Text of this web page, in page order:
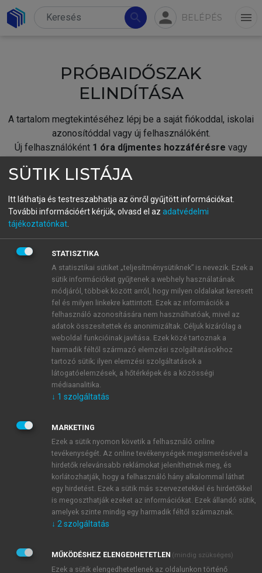
search person BELÉPÉS menu
PRÓBAIDŐSZAK
ELINDÍTÁSA
A tartalom megtekintéséhez lépj be a saját fiókoddal, iskolai
azonosítóddal vagy új felhasználóként.
Új felhasználóként 1 óra díjmentes hozzáférésre vagy
fiókoddal,vagy hozz létre új fiókot.
A regisztráció után apróbaidőszakautomatikusan
BELÉPÉS SAJÁT FIÓKKAL
ÚJ FIÓK LÉTREHOZÁSA
1 óra díjmentes hozzáférés
E-MAIL-CÍM
JELSZÓ
JELSZÓ ÚJRA
Kérek értesítést a MeRSZ újdonságairól, akcióiról.
Kérek értesítést az Akadémiai Kiadó Zrt. újdonságairól,
Adatkezelési tájékoztatóbanfoglaltakat tudomásul
veszem és elfogadom.
SÜTIK LISTÁJA
Itt láthatja és testreszabhatja az önről gyűjtött információkat.
További információért kérjük, olvasd el az adatvédelmi
tájékoztatónkat
STATISZTIKA
A statisztikai sütiket „teljesítménysütiknek” is nevezik. Ezek a
sütik információkat gyűjtenek a webhely használatának
módjáról, többek között arról, hogy milyen oldalakat keresett
fel és milyen linkekre kattintott. Ezek az információk a
felhasználó azonosítására nem használhatóak, mivel az
adatok összesítettek és anonimizáltak. Céljuk kizárólag a
weboldal funkcióinak javítása. Ezek közé tartoznak a
harmadik féltől származó elemzési szolgáltatásokhoz
tartozó sütik; ilyen elemzési szolgáltatások a
látogatóelemzések, a hőtérképek és a közösségi
médiaanalitika.
↓ 1 szolgáltatás
MARKETING
Ezek a sütik nyomon követik a felhasználó online
tevékenységét. Az online tevékenységek megismerésével a
hirdetők relevánsabb reklámokat jeleníthetnek meg, és
korlátozhatják, hogy a felhasználó hány alkalommal láthat
egy hirdetést. Ezek a sütik más szervezetekkel és hirdetőkkel
is megoszthatják ezeket az információkat. Ezek állandó sütik,
amelyek szinte mindig egy harmadik féltől származnak.
↓ 2 szolgáltatás
MŰKÖDÉSHEZ ELENGEDHETETLEN (mindig szükséges)
Ezek a sütik elengedhetetlenek az oldalunkon történő